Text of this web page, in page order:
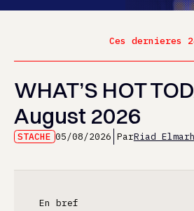
Ces dernieres
WHAT’S HOT
August 2026
STACHE 05/08/2026 ParRiad
En bref